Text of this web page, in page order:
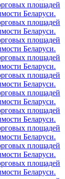
площадей
Беларуси.
площадей
Беларуси.
площадей
Беларуси.
площадей
Беларуси.
площадей
Беларуси.
площадей
Беларуси.
площадей
Беларуси.
площадей
Беларуси.
площадей
Беларуси.
площадей
Беларуси.